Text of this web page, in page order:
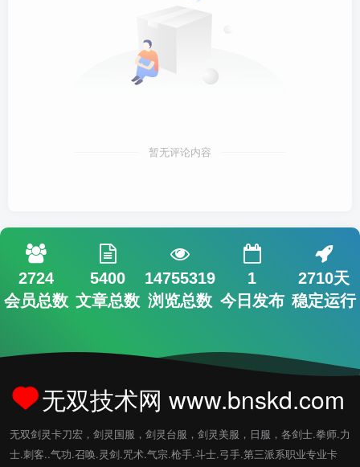
暂无评论内容
2724
会员总数
5400
文章总数
14755319
浏览总数
1
今日发布
2710天
稳定运行
无双技术网 www.bnskd.com
无双剑灵卡刀宏，剑灵国服，剑灵台服，剑灵美服，日服，各剑士.拳师.力
士.刺客..气功.召唤.灵剑.咒术.气宗.枪手.斗士.弓手.第三派系职业专业卡